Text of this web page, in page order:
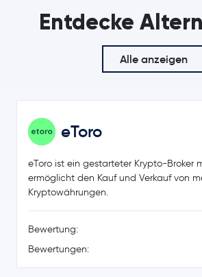
Entdecke
Alle anzeigen
eToro
eToro ist ein gestarteter Krypto-Broker
ermöglicht den Kauf und Verkauf von
Kryptowährungen.
Bewertung:
Bewertungen: